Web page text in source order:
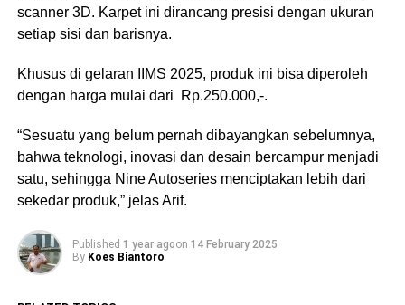
scanner 3D. Karpet ini dirancang presisi dengan ukuran
setiap sisi dan barisnya.
Khusus di gelaran IIMS 2025, produk ini bisa diperoleh
dengan harga mulai dari Rp.250.000,-.
“Sesuatu yang belum pernah dibayangkan sebelumnya,
bahwa teknologi, inovasi dan desain bercampur menjadi
satu, sehingga Nine Autoseries menciptakan lebih dari
sekedar produk,” jelas Arif.
Published 1 year agoon 14 February 2025
By Koes Biantoro